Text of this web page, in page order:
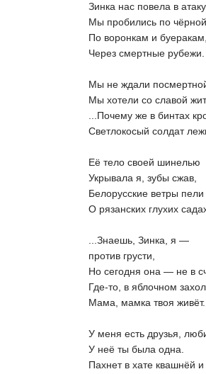
Зинка нас повела в
Мы пробились по
По воронкам и
Через смертные рубежи.
Мы не ждали
Мы хотели со славой
...Почему же в бинтах
Светлокосый солдат
Её тело своей шинелью
Укрывала я, зубы сжав,
Белорусские ветры пели
О рязанских глухих
...Знаешь, Зинка, я —
против грусти,
Но сегодня она — не в
Где-то, в яблочном
Мама, мамка твоя живёт.
У меня есть друзья,
У неё ты была одна.
Пахнет в хате квашнёй